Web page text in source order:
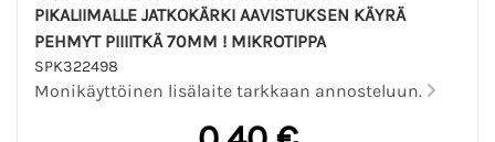
PIKALIIMALLE JATKOKÄRKI AAVISTUKSEN KÄYRÄ
PEHMYT PIIIITKÄ 70MM ! MIKROTIPPA
SPK322498
Monikäyttöinen lisälaite tarkkaan annosteluun.